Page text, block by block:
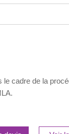
le cadre de la